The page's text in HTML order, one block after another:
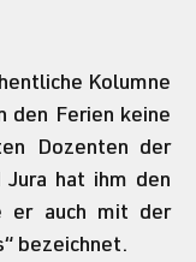
Kolumne
den Ferien keine
Dozenten der
hat ihm den
er auch mit der
bezeichnet.